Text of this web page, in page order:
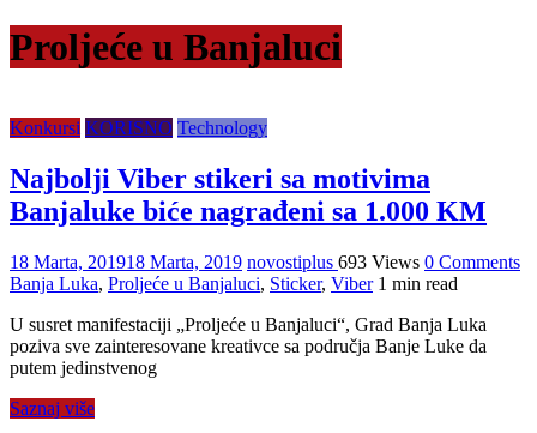
Proljeće u Banjaluci
Konkursi KORISNO Technology
Najbolji Viber stikeri sa motivima
Banjaluke biće nagrađeni sa 1.000 KM
18 Marta, 201918 Marta, 2019 novostiplus 693 Views 0 Comments
Banja Luka, Proljeće u Banjaluci, Sticker, Viber 1 min read
U susret manifestaciji „Proljeće u Banjaluci“, Grad Banja Luka
poziva sve zainteresovane kreativce sa područja Banje Luke da
putem jedinstvenog
Saznaj više